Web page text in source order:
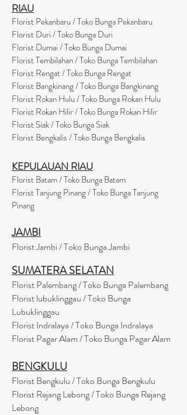
RIAU
Florist Pekanbaru / Toko Bunga Pekanbaru
Florist Duri / Toko Bunga Duri
Florist Dumai / Toko Bunga Dumai
Florist Tembilahan / Toko Bunga Tembilahan
Florist Rengat / Toko Bunga Rengat
Florist Bangkinang / Toko Bunga Bangkinang
Florist Rokan Hulu / Toko Bunga Rokan Hulu
Florist Rokan Hilir / Toko Bunga Rokan Hilir
Florist Siak / Toko Bunga Siak
Florist Bengkalis / Toko Bunga Bengkalis
KEPULAUAN RIAU
Florist Batam / Toko Bunga Batam
Florist Tanjung Pinang / Toko Bunga Tanjung
Pinang
JAMBI
Florist Jambi / Toko Bunga Jambi
SUMATERA SELATAN
Florist Palembang / Toko Bunga Palembang
Florist lubuklinggau / Toko Bunga
Lubuklinggau
Florist Indralaya / Toko Bunga Indralaya
Florist Pagar Alam / Toko Bunga Pagar Alam
BENGKULU
Florist Bengkulu / Toko Bunga Bengkulu
Florist Rejang Lebong / Toko Bunga Rejang
Lebong